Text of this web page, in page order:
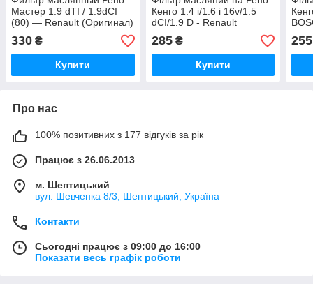
Мастер 1.9 dTI / 1.9dCI
(80) — Renault (Оригинал)
- 8200768927
330 ₴
Купити
Кенго 1.4 i/1.6 i 16v/1.5
dCI/1.9 D - Renault
(оригінал) 7700274177
285₴
Купити
255
Про нас
100% позитивних з 177 відгуків за рік
Працює з 26.06.2013
м. Шептицький
вул. Шевченка 8/3, Шептицький, Україна
Контакти
Сьогодні працює з 09:00 до 16:00
Показати весь графік роботи